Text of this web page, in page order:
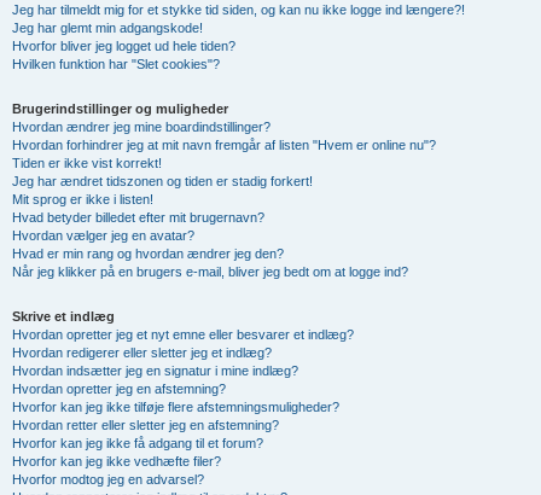
Jeg har tilmeldt mig for et stykke tid siden, og kan nu ikke logge ind længere?!
Jeg har glemt min adgangskode!
Hvorfor bliver jeg logget ud hele tiden?
Hvilken funktion har "Slet cookies"?
Brugerindstillinger og muligheder
Hvordan ændrer jeg mine boardindstillinger?
Hvordan forhindrer jeg at mit navn fremgår af listen "Hvem er online nu"?
Tiden er ikke vist korrekt!
Jeg har ændret tidszonen og tiden er stadig forkert!
Mit sprog er ikke i listen!
Hvad betyder billedet efter mit brugernavn?
Hvordan vælger jeg en avatar?
Hvad er min rang og hvordan ændrer jeg den?
Når jeg klikker på en brugers e-mail, bliver jeg bedt om at logge ind?
Skrive et indlæg
Hvordan opretter jeg et nyt emne eller besvarer et indlæg?
Hvordan redigerer eller sletter jeg et indlæg?
Hvordan indsætter jeg en signatur i mine indlæg?
Hvordan opretter jeg en afstemning?
Hvorfor kan jeg ikke tilføje flere afstemningsmuligheder?
Hvordan retter eller sletter jeg en afstemning?
Hvorfor kan jeg ikke få adgang til et forum?
Hvorfor kan jeg ikke vedhæfte filer?
Hvorfor modtog jeg en advarsel?